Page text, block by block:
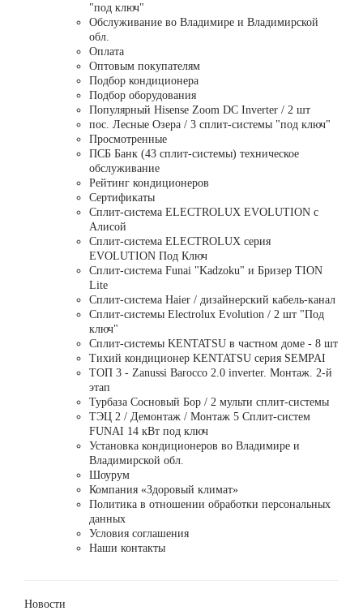
"под ключ"
Обслуживание во Владимире и Владимирской
обл.
Оплата
Оптовым покупателям
Подбор кондиционера
Подбор оборудования
Популярный Hisense Zoom DC Inverter / 2 шт
пос. Лесные Озера / 3 сплит-системы "под ключ"
Просмотренные
ПСБ Банк (43 сплит-системы) техническое
обслуживание
Рейтинг кондиционеров
Сертификаты
Сплит-система ELECTROLUX EVOLUTION с
Алисой
Сплит-система ELECTROLUX серия
EVOLUTION Под Ключ
Сплит-система Funai "Kadzoku" и Бризер TION
Lite
Сплит-система Haier / дизайнерский кабель-канал
Сплит-системы Electrolux Evolution / 2 шт "Под
ключ"
Сплит-системы KENTATSU в частном доме - 8 шт
Тихий кондиционер KENTATSU серия SEMPAI
ТОП 3 - Zanussi Barocco 2.0 inverter. Монтаж. 2-й
этап
Турбаза Сосновый Бор / 2 мульти сплит-системы
ТЭЦ 2 / Демонтаж / Монтаж 5 Сплит-систем
FUNAI 14 кВт под ключ
Установка кондиционеров во Владимире и
Владимирской обл.
Шоурум
Компания «Здоровый климат»
Политика в отношении обработки персональных
данных
Условия соглашения
Наши контакты
Новости